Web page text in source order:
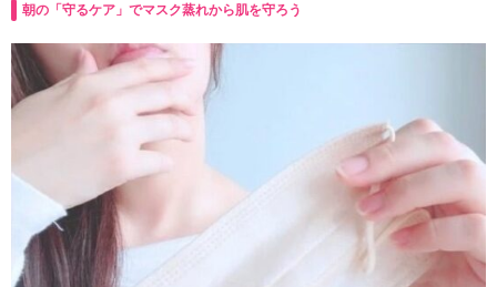
朝の「守るケア」でマスク蒸れから肌を守ろう